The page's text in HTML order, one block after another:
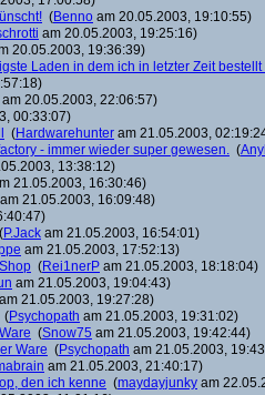
(Benno am 20.05.2003, 19:10:55)
am 20.05.2003, 19:25:16)
20.05.2003, 19:36:39)
Laden in dem ich in letzter Zeit
am 20.05.2003, 22:06:57)
00:33:07)
(Hardwarehunter am 21.05.2003,
- immer wieder super gewesen. (
13:38:12)
21.05.2003, 16:30:46)
am 21.05.2003, 16:09:48)
(P.Jack am 21.05.2003, 16:54:01)
am 21.05.2003, 17:52:13)
(Rei1nerP am 21.05.2003, 18:18:04)
am 21.05.2003, 19:04:43)
am 21.05.2003, 19:27:28)
(Psychopath am 21.05.2003, 19:31:02)
(Snow75 am 21.05.2003, 19:42:44)
Ware (Psychopath am 21.05.2003,
am 21.05.2003, 21:40:17)
den ich kenne (maydayjunky am